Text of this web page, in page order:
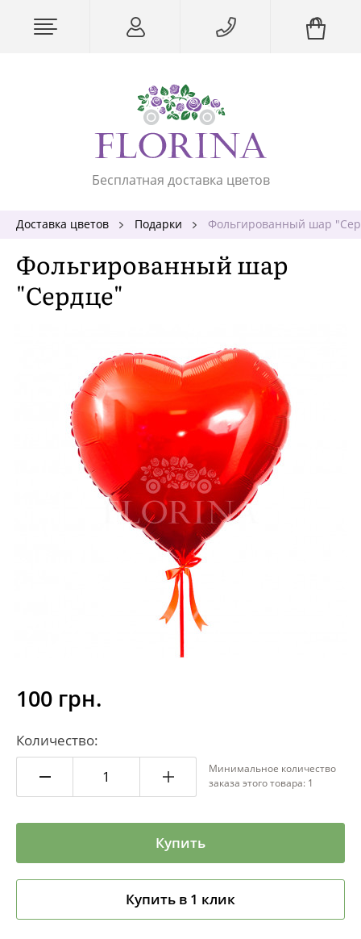
Бесплатная доставка цветов
Доставка цветов Подарки Фольгированный шар
Фольгированный шар
"Сердце"
100 грн.
Количество:
Минимальное количество
заказа этого товара: 1
Купить
Купить в 1 клик